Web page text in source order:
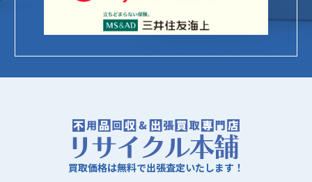
買取価格は無料で出張査定いたします！